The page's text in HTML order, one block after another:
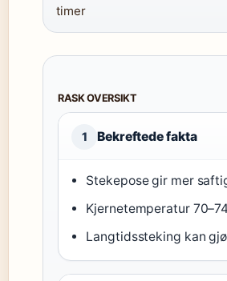
timer
RASK OVERSIKT
1 Bekreftede fakta
Stekepose gir mer
Kjernetemperatur
Langtidssteking kan